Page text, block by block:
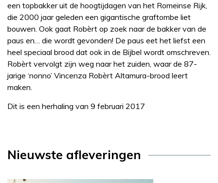
een topbakker uit de hoogtijdagen van het Romeinse Rijk,
die 2000 jaar geleden een gigantische graftombe liet
bouwen. Ook gaat Robèrt op zoek naar de bakker van de
paus en… die wordt gevonden! De paus eet het liefst een
heel speciaal brood dat ook in de Bijbel wordt omschreven.
Robèrt vervolgt zijn weg naar het zuiden, waar de 87-
jarige ‘nonno’ Vincenza Robèrt Altamura-brood leert
maken.
Dit is een herhaling van 9 februari 2017
Nieuwste afleveringen